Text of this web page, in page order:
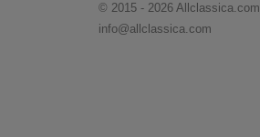
© 2015 - 2026 Allclassica.com
info@allclassica.com